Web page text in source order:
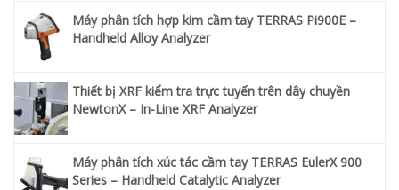
Máy phân tích hợp kim cầm tay TERRAS Pi900E –
Handheld Alloy Analyzer
Thiết bị XRF kiểm tra trực tuyến trên dây chuyền
NewtonX – In-Line XRF Analyzer
Máy phân tích xúc tác cầm tay TERRAS EulerX 900
Series – Handheld Catalytic Analyzer